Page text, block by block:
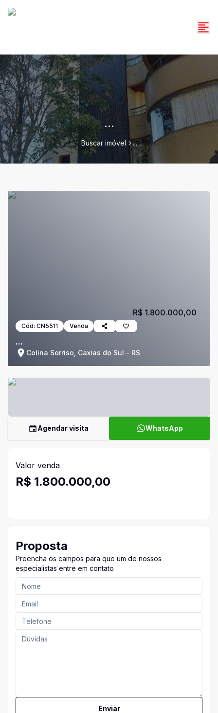
...
Buscar imóvel ...
Cód: CN5511 Venda
...
Colina Sorriso, Caxias do Sul - RS
R$ 1.800.000,00
Agendar visita WhatsApp
Valor venda
R$ 1.800.000,00
Proposta
Preencha os campos para que um de nossos
especialistas entre em contato
Enviar